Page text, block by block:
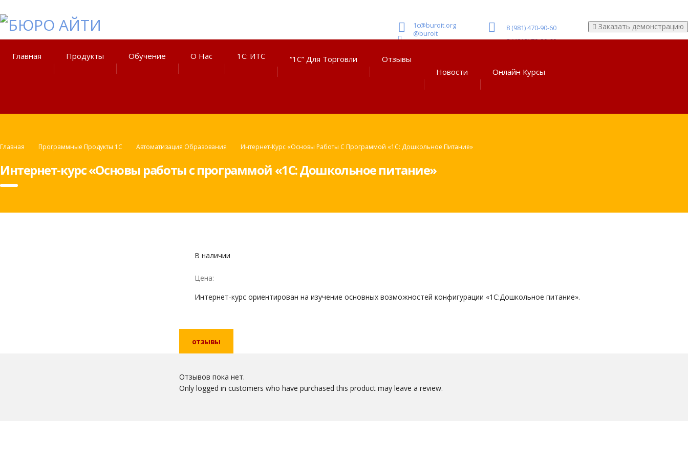
Заказать демонстрацию
8 (981) 470-90-60
8 (4012) 70-90-60
1c@buroit.org
@buroit
Главная Продукты Обучение О Нас 1С: ИТС “1С” Для Торговли
Отзывы
Новости
Онлайн Курсы
Главная Программные Продукты 1С Автоматизация Образования Интернет-Курс «Основы Работы С Программой «1С: Дошкольное Питание»
Интернет-курс «Основы работы с программой «1С: Дошкольное питание»
В наличии
Цена:
Интернет-курс ориентирован на изучение основных возможностей конфигурации «1С:Дошкольное питание».
отзывы
Отзывов пока нет.
Only logged in customers who have purchased this product may leave a review.